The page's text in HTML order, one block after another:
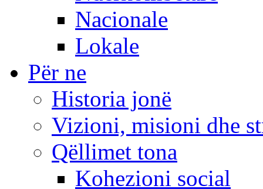
Nacionale
Lokale
Për ne
Historia jonë
Vizioni, misioni dhe
Qëllimet tona
Kohezioni social